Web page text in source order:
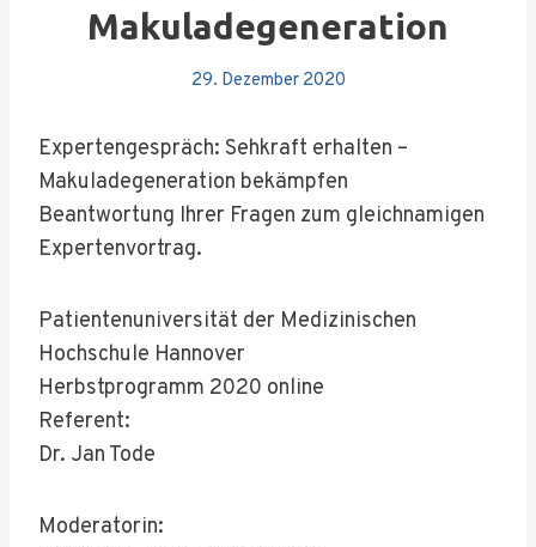
Makuladegeneration
29. Dezember 2020
Expertengespräch: Sehkraft erhalten –
Makuladegeneration bekämpfen
Beantwortung Ihrer Fragen zum gleichnamigen
Expertenvortrag.
Patientenuniversität der Medizinischen
Hochschule Hannover
Herbstprogramm 2020 online
Referent:
Dr. Jan Tode
Moderatorin: